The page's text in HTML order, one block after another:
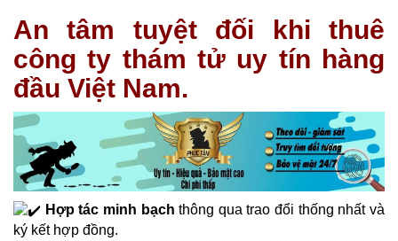
An tâm tuyệt đối khi thuê
công ty thám tử uy tín hàng
đầu Việt Nam.
Hợp tác minh bạch thông qua trao đổi thống nhất và
ký kết hợp đồng.